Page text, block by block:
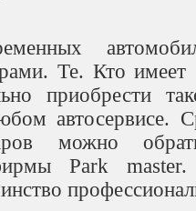
Те. Кто имеет
приобрести
автосервисе.
можно
Park master.